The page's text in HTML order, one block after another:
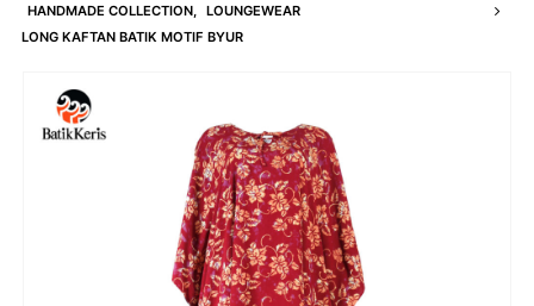
HANDMADE COLLECTION, LOUNGEWEAR
LONG KAFTAN BATIK MOTIF BYUR
Online